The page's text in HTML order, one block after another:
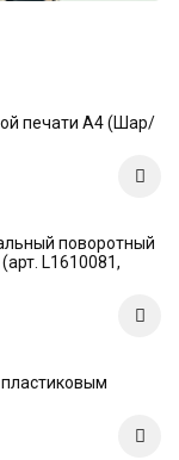
печати А4 (Шар/
поворотный
L1610081,